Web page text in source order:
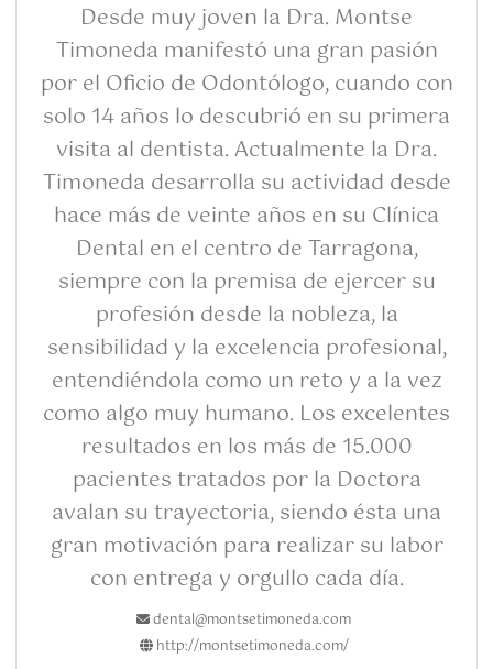
Desde muy joven la Dra. Montse
Timoneda manifestó una gran pasión
por el Oficio de Odontólogo, cuando con
solo 14 años lo descubrió en su primera
visita al dentista. Actualmente la Dra.
Timoneda desarrolla su actividad desde
hace más de veinte años en su Clínica
Dental en el centro de Tarragona,
siempre con la premisa de ejercer su
profesión desde la nobleza, la
sensibilidad y la excelencia profesional,
entendiéndola como un reto y a la vez
como algo muy humano. Los excelentes
resultados en los más de 15.000
pacientes tratados por la Doctora
avalan su trayectoria, siendo ésta una
gran motivación para realizar su labor
con entrega y orgullo cada día.
dental@montsetimoneda.com
http://montsetimoneda.com/